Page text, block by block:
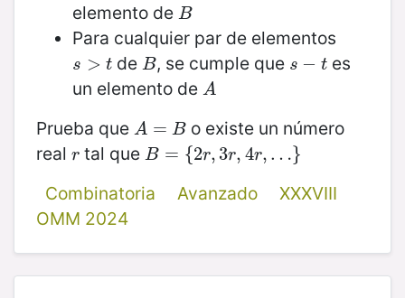
elemento de B
B
Para cualquier par de elementos
s > t
s >t de B
B, se cumple que s − t
s −t es
un elemento de A
A
Prueba que A = B
A=B
o existe un número
real r
r tal que B = {2r, 3r, 4r, …}
B={2 r,3r,4r,…}
Combinatoria
Avanzado
XXXVIII
OMM 2024